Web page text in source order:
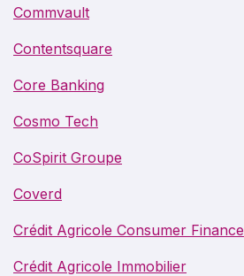
Commvault
Contentsquare
Core Banking
Cosmo Tech
CoSpirit Groupe
Coverd
Crédit Agricole Consumer Finance
Crédit Agricole Immobilier